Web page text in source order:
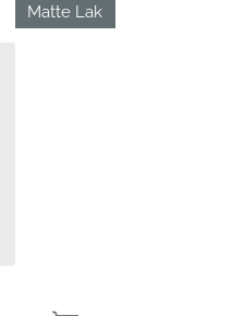
Matte Lak